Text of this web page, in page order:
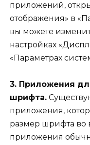
приложений,
отображения» в
вы можете
настройках
«Параметрах
3. Приложения
шрифта.
приложения,
размер шрифта во
приложения